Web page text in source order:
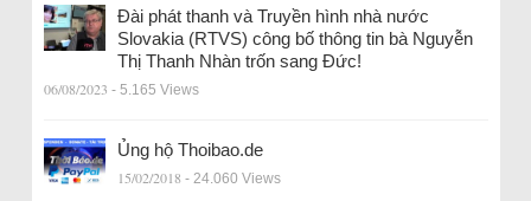
Đài phát thanh và Truyền hình nhà nước
Slovakia (RTVS) công bố thông tin bà Nguyễn
Thị Thanh Nhàn trốn sang Đức!
06/08/2023 - 5.165 Views
Ủng hộ Thoibao.de
15/02/2018 - 24.060 Views